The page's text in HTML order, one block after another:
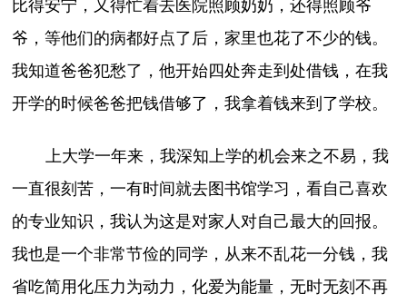
比得安宁，又得忙着去医院照顾奶奶，还得照顾爷
爷，等他们的病都好点了后，家里也花了不少的钱。
我知道爸爸犯愁了，他开始四处奔走到处借钱，在我
开学的时候爸爸把钱借够了，我拿着钱来到了学校。
上大学一年来，我深知上学的机会来之不易，我
一直很刻苦，一有时间就去图书馆学习，看自己喜欢
的专业知识，我认为这是对家人对自己最大的回报。
我也是一个非常节俭的同学，从来不乱花一分钱，我
省吃简用化压力为动力，化爱为能量，无时无刻不再